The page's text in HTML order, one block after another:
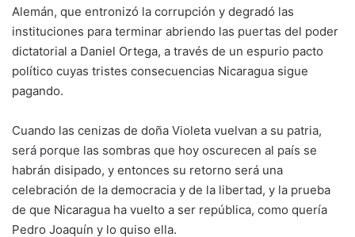
Alemán, que entronizó la corrupción y degradó las
instituciones para terminar abriendo las puertas del poder
dictatorial a Daniel Ortega, a través de un espurio pacto
político cuyas tristes consecuencias Nicaragua sigue
pagando.
Cuando las cenizas de doña Violeta vuelvan a su patria,
será porque las sombras que hoy oscurecen al país se
habrán disipado, y entonces su retorno será una
celebración de la democracia y de la libertad, y la prueba
de que Nicaragua ha vuelto a ser república, como quería
Pedro Joaquín y lo quiso ella.